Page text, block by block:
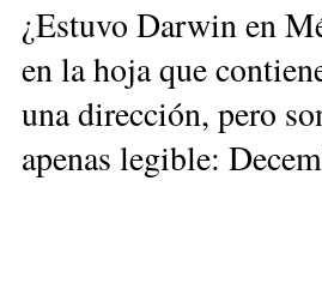
¿Estuvo Darwin en
en la hoja que
una dirección, pero
apenas legible: